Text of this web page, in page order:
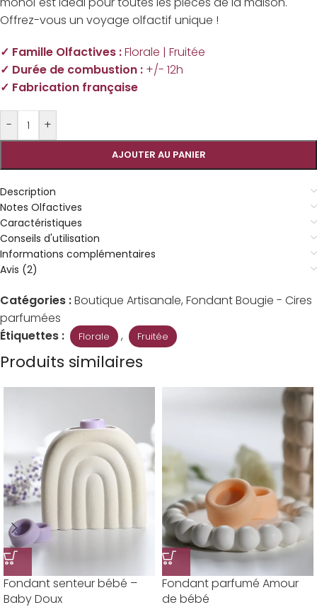
Offrez-vous un voyage olfactif unique !
✓ Famille Olfactives :Florale | Fruitée
✓ Durée de combustion : +/- 12h
✓ Fabrication française
- +
AJOUTER AU PANIER
Description
Notes Olfactives
Caractéristiques
Conseils d'utilisation
Informations complémentaires
Avis (2)
Catégories :Boutique Artisanale, Fondant Bougie - Cires
parfumées
Étiquettes :
Florale , Fruitée
Produits similaires
Fondant senteur bébé –
Baby Doux
Fondant parfumé Amour
de bébé